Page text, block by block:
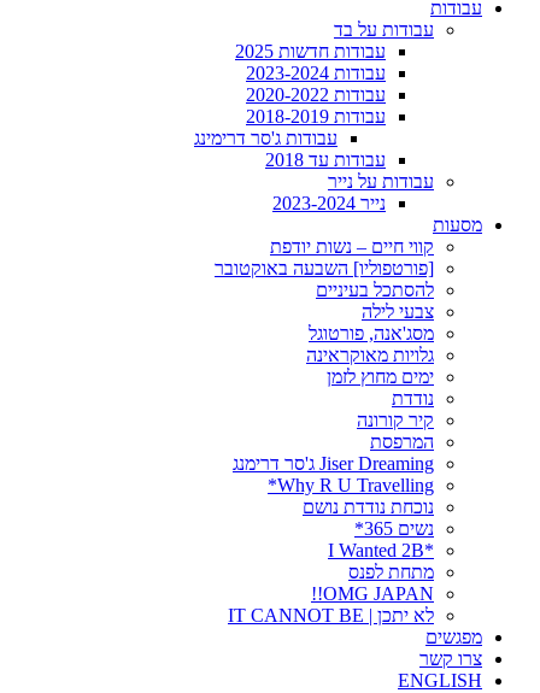
עבודות
עבודות על בד
עבודות חדשות 2025
עבודות 2023-2024
עבודות 2020-2022
עבודות 2018-2019
עבודות ג'סר דרימינג
עבודות עד 2018
עבודות על נייר
נייר 2023-2024
מסעות
קווי חיים – נשות יודפת
[פורטפוליו] השבעה באוקטובר
להסתכל בעיניים
צבעי לילה
מסג'אנה, פורטוגל
גלויות מאוקראינה
ימים מחוץ לזמן
נודדת
קיר קורונה
המרפסת
Jiser Dreaming ג'סר דרימנג
Why R U Travelling*
נוכחת נודדת נושם
נשים 365*
*I Wanted 2B
מתחת לפנס
OMG JAPAN!!
לא יתכן | IT CANNOT BE
מפגשים
צרו קשר
ENGLISH